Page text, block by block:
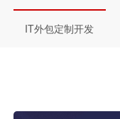
IT外包定制开发